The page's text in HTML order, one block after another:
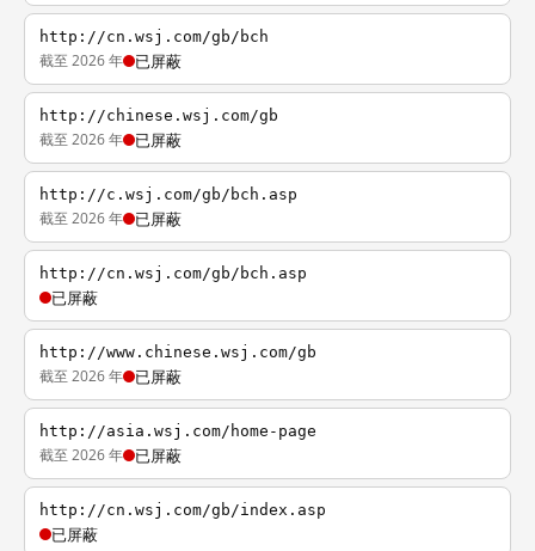
http://cn.wsj.com/gb/bch
截至 2026 年 已屏蔽
http://chinese.wsj.com/gb
截至 2026 年 已屏蔽
http://c.wsj.com/gb/bch.asp
截至 2026 年 已屏蔽
http://cn.wsj.com/gb/bch.asp
已屏蔽
http://www.chinese.wsj.com/gb
截至 2026 年 已屏蔽
http://asia.wsj.com/home-page
截至 2026 年 已屏蔽
http://cn.wsj.com/gb/index.asp
已屏蔽